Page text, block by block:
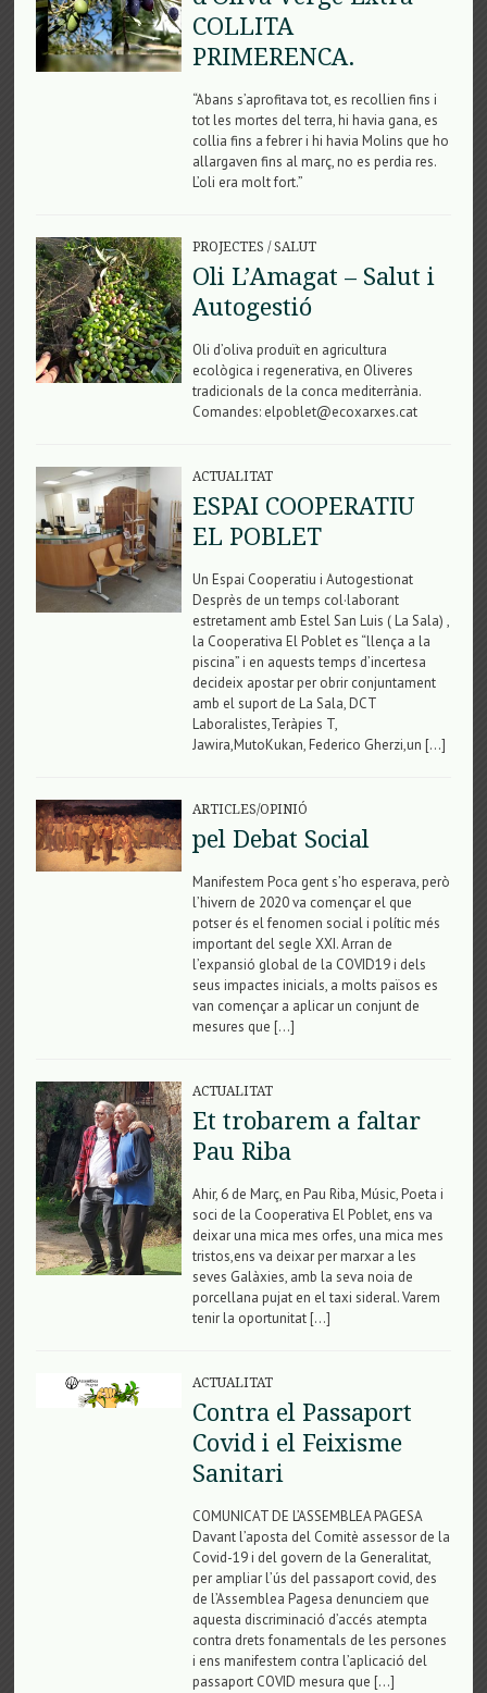
COLLITA
PRIMERENCA.
“Abans s’aprofitava tot, es recollien fins i
tot les mortes del terra, hi havia gana, es
collia fins a febrer i hi havia Molins que ho
allargaven fins al març, no es perdia res.
L’oli era molt fort.”
PROJECTES / SALUT
Oli L’Amagat – Salut i
Autogestió
Oli d’oliva produït en agricultura
ecològica i regenerativa, en Oliveres
tradicionals de la conca mediterrània.
Comandes: elpoblet@ecoxarxes.cat
ACTUALITAT
ESPAI COOPERATIU
EL POBLET
Un Espai Cooperatiu i Autogestionat
Desprès de un temps col·laborant
estretament amb Estel San Luis ( La Sala) ,
la Cooperativa El Poblet es “llença a la
piscina” i en aquests temps d’incertesa
decideix apostar per obrir conjuntament
amb el suport de La Sala, DCT
Laboralistes,Teràpies T,
Jawira,MutoKukan, Federico Gherzi,un […]
ARTICLES/OPINIÓ
pel Debat Social
Manifestem Poca gent s’ho esperava, però
l’hivern de 2020 va començar el que
potser és el fenomen social i polític més
important del segle XXI. Arran de
l’expansió global de la COVID19 i dels
seus impactes inicials, a molts països es
van començar a aplicar un conjunt de
mesures que […]
ACTUALITAT
Et trobarem a faltar
Pau Riba
Ahir, 6 de Març, en Pau Riba, Músic, Poeta i
soci de la Cooperativa El Poblet, ens va
deixar una mica mes orfes, una mica mes
tristos,ens va deixar per marxar a les
seves Galàxies, amb la seva noia de
porcellana pujat en el taxi sideral. Varem
tenir la oportunitat […]
ACTUALITAT
Contra el Passaport
Covid i el Feixisme
Sanitari
COMUNICAT DE L’ASSEMBLEA PAGESA
Davant l’aposta del Comitè assessor de la
Covid-19 i del govern de la Generalitat,
per ampliar l’ús del passaport covid, des
de l’Assemblea Pagesa denunciem que
aquesta discriminació d’accés atempta
contra drets fonamentals de les persones
i ens manifestem contra l’aplicació del
passaport COVID mesura que […]